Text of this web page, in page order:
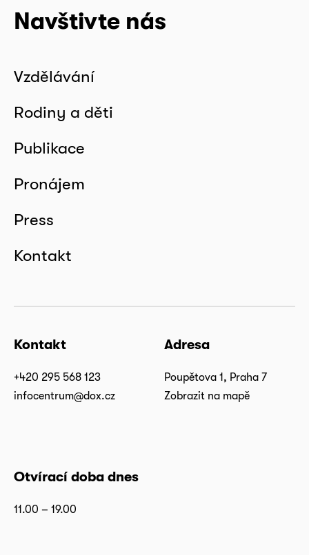
Navštivte nás
Vzdělávání
Rodiny a děti
Publikace
Pronájem
Press
Kontakt
Kontakt
+420 295 568 123
infocentrum@dox.cz
Adresa
Poupětova 1, Praha 7
Zobrazit na mapě
Otvírací doba dnes
11.00 – 19.00